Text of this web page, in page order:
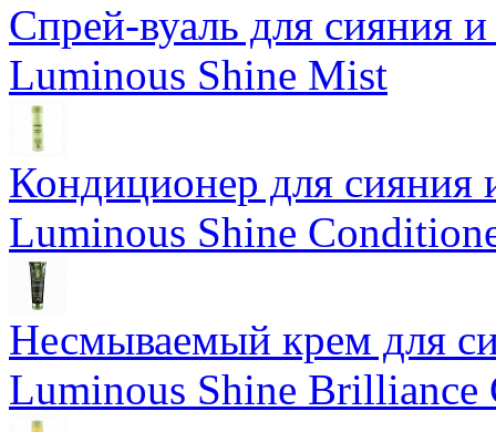
Спрей-вуаль для сияния
Luminous Shine Mist
Кондиционер для сияния
Luminous Shine
Несмываемый крем для
Luminous Shine Brilliance